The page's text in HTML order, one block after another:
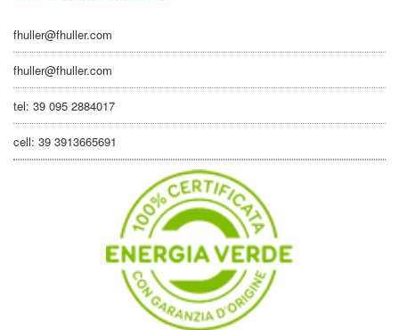
fhuller@fhuller.com
fhuller@fhuller.com
tel: 39 095 2884017
cell: 39 3913665691